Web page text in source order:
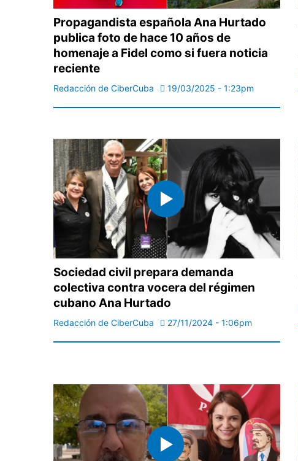
Propagandista española Ana Hurtado
publica foto de hace 10 años de
homenaje a Fidel como si fuera noticia
reciente
Redacción de CiberCuba 19/03/2025 - 1:23pm
Sociedad civil prepara demanda
colectiva contra vocera del régimen
cubano Ana Hurtado
Redacción de CiberCuba 27/11/2024 - 1:06pm